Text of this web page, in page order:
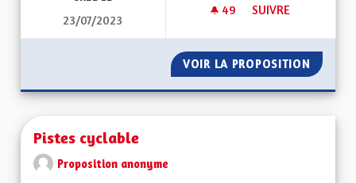
23/07/2023
49 49 ABONNÉS
SUIVRE
VOIR LA PROPOSITION
Pistes cyclable
Proposition anonyme